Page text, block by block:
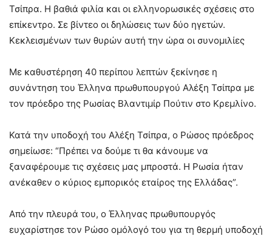
Τσίπρα. Η βαθιά φιλία και οι ελληνορωσικές σχέσεις στο
επίκεντρο. Σε βίντεο οι δηλώσεις των δύο ηγετών.
Κεκλεισμένων των θυρών αυτή την ώρα οι συνομιλίες
Με καθυστέρηση 40 περίπου λεπτών ξεκίνησε η
συνάντηση του Έλληνα πρωθυπουργού Αλέξη Τσίπρα με
τον πρόεδρο της Ρωσίας Βλαντιμίρ Πούτιν στο Κρεμλίνο.
Κατά την υποδοχή του Αλέξη Τσίπρα, ο Ρώσος πρόεδρος
σημείωσε: “Πρέπει να δούμε τι θα κάνουμε να
ξαναφέρουμε τις σχέσεις μας μπροστά. Η Ρωσία ήταν
ανέκαθεν ο κύριος εμπορικός εταίρος της Ελλάδας”.
Από την πλευρά του, ο Έλληνας πρωθυπουργός
ευχαρίστησε τον Ρώσο ομόλογό του για τη θερμή υποδοχή